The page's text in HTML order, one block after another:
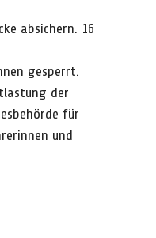
absichern. 16
gesperrt.
der
für
und